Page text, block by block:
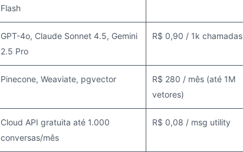
Flash
GPT-4o, Claude Sonnet 4.5, Gemini
2.5 Pro
R$ 0,90 / 1k chamadas
Pinecone, Weaviate, pgvector
R$ 280 / mês (até 1M
vetores)
Cloud API gratuita até 1.000
conversas/mês
R$ 0,08 / msg utility